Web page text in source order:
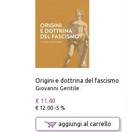
Origini e dottrina del fascismo
Giovanni Gentile
€ 11.40
€ 12.00 -5 %
aggiungi al carrello